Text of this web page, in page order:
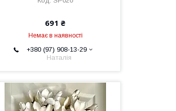
691 ₴
Немає в наявності
+380 (97) 908-13-29
Наталія